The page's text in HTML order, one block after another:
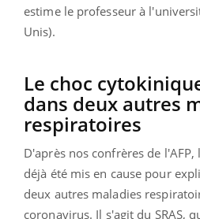
estime le professeur à
Unis).
Le choc
dans deux autres
respiratoires
D'après nos confrères de
déjà été mis en cause pour
deux autres maladies
coronavirus. Il s'agit du SRAS,